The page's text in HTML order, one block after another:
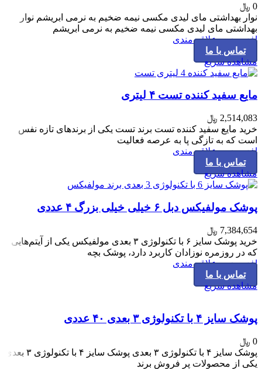
0 ﷼
نوار بهداشتی مای‌ لیدی مکسی نیمه ضخیم به نرمی ابریشم نوار
بهداشتی مای‌ لیدی مکسی نیمه ضخیم به نرمی ابریشم
افزودن به علاقه مندی
تماس با ما
مشاهده سریع
مایع سفید کننده تست ۴ لیتری
2,514,083 ﷼
خرید مایع سفید کننده تست برند تست یکی از برندهای تازه نفس
است که به تازگی پا به عرصه فعالیت
افزودن به علاقه مندی
تماس با ما
مشاهده سریع
پوشک مولفیکس دبل ۶ خیلی خیلی بزرگ ۴ عددی
7,384,654 ﷼
خرید پوشک سایز ۶ با تکنولوژی ۳ بعدی مولفیکس یکی از آیتم‌هایی
که در روزمره نوزادان کاربرد دارد، پوشک بچه
افزودن به علاقه مندی
تماس با ما
مشاهده سریع
پوشک سایز ۴ با تکنولوژی ۳ بعدی ۴۰ عددی
0 ﷼
پوشک سایز ۴ با تکنولوژی ۳ بعدی پوشک سایز ۴ با تکنولوژی ۳ بعدی
یکی از محصولات پر فروش برند